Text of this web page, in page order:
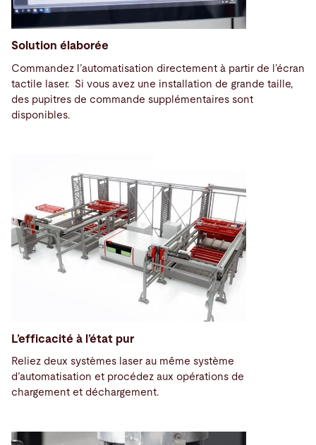
Solution élaborée
Commandez l’automatisation directement à partir de l’écran
tactile laser. Si vous avez une installation de grande taille,
des pupitres de commande supplémentaires sont
disponibles.
L’efficacité à l’état pur
Reliez deux systèmes laser au même système
d’automatisation et procédez aux opérations de
chargement et déchargement.